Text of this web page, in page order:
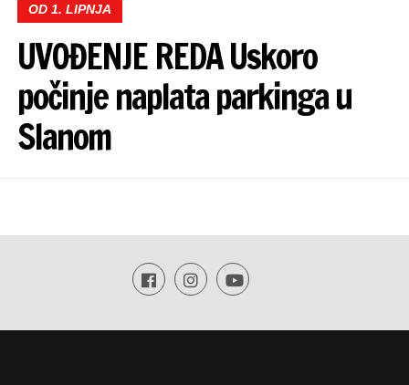
OD 1. LIPNJA
UVOĐENJE REDA Uskoro
počinje naplata parkinga u
Slanom